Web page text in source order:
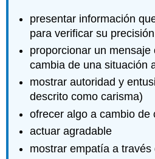
presentar información
para verificar su precisión
proporcionar un
cambia de una situación
mostrar autoridad y
descrito como carisma)
ofrecer algo a cambio de
actuar agradable
mostrar empatía a través